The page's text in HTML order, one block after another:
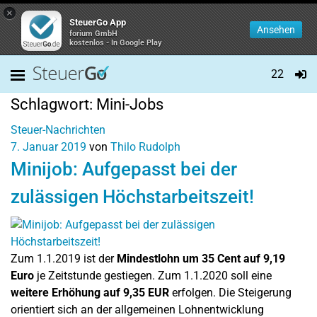
×
SteuerGo App
forium GmbH
kostenlos - In Google Play
Ansehen
22
Schlagwort: Mini-Jobs
Steuer-Nachrichten
7. Januar 2019 von Thilo Rudolph
Minijob: Aufgepasst bei der
zulässigen Höchstarbeitszeit!
Zum 1.1.2019 ist der Mindestlohn um 35 Cent auf 9,19
Euro je Zeitstunde gestiegen. Zum 1.1.2020 soll eine
weitere Erhöhung auf 9,35 EUR erfolgen. Die Steigerung
orientiert sich an der allgemeinen Lohnentwicklung